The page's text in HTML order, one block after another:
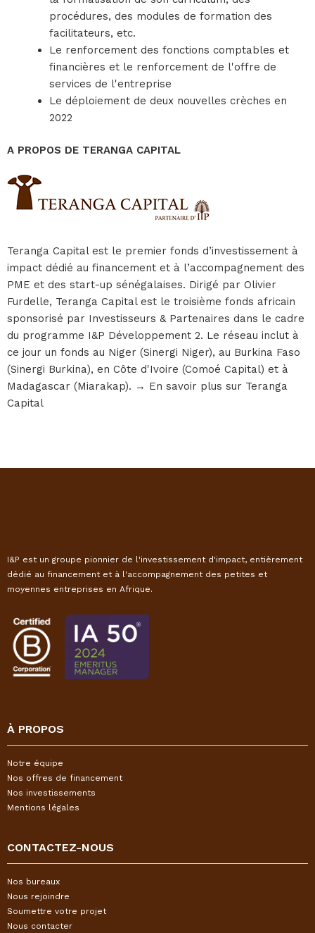
procédures, des modules de formation des
facilitateurs, etc.
Le renforcement des fonctions comptables et
financières et le renforcement de l'offre de
services de l'entreprise
Le déploiement de deux nouvelles crèches en
2022
A PROPOS DE TERANGA CAPITAL
Teranga Capital est le premier fonds d’investissement à
impact dédié au financement et à l’accompagnement des
PME et des start-up sénégalaises. Dirigé par Olivier
Furdelle, Teranga Capital est le troisième fonds africain
sponsorisé par Investisseurs & Partenaires dans le cadre
du programme I&P Développement 2. Le réseau inclut à
ce jour un fonds au Niger (Sinergi Niger), au Burkina Faso
(Sinergi Burkina), en Côte d'Ivoire (Comoé Capital) et à
Madagascar (Miarakap). → En savoir plus sur Teranga
Capital
I&P est un groupe pionnier de l'investissement d'impact, entièrement
dédié au financement et à l'accompagnement des petites et
moyennes entreprises en Afrique.
À PROPOS
Notre équipe
Nos offres de financement
Nos investissements
Mentions légales
CONTACTEZ-NOUS
Nos bureaux
Nous rejoindre
Soumettre votre projet
Nous contacter